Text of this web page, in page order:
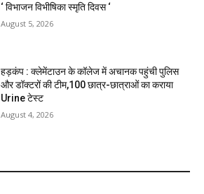
‘ विभाजन विभीषिका स्मृति दिवस ‘
August 5, 2026
हड़कंप : क्लेमेंटाउन के कॉलेज में अचानक पहुंची पुलिस
और डॉक्टरों की टीम,100 छात्र-छात्राओं का कराया
Urine टेस्ट
August 4, 2026